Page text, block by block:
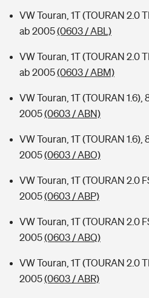
VW Touran, 1T (TOURAN 2.0
ab 2005(0603 / ABL)
VW Touran, 1T (TOURAN 2.0
ab 2005(0603 / ABM)
VW Touran, 1T (TOURAN 1.6),
2005(0603 / ABN)
VW Touran, 1T (TOURAN 1.6),
2005(0603 / ABO)
VW Touran, 1T (TOURAN 2.0
2005(0603 / ABP)
VW Touran, 1T (TOURAN 2.0
2005(0603 / ABQ)
VW Touran, 1T (TOURAN 2.0
2005(0603 / ABR)